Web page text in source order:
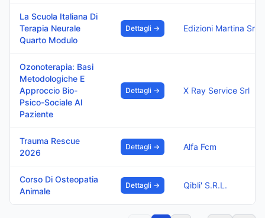
La Scuola Italiana Di
Terapia Neurale
Quarto Modulo
Dettagli → Edizioni Martina Srl
Ozonoterapia: Basi
Metodologiche E
Approccio Bio-
Psico-Sociale Al
Paziente
Dettagli → X Ray Service Srl
Trauma Rescue
2026
Dettagli → Alfa Fcm
Corso Di Osteopatia
Animale
Dettagli → Qibli' S.R.L.